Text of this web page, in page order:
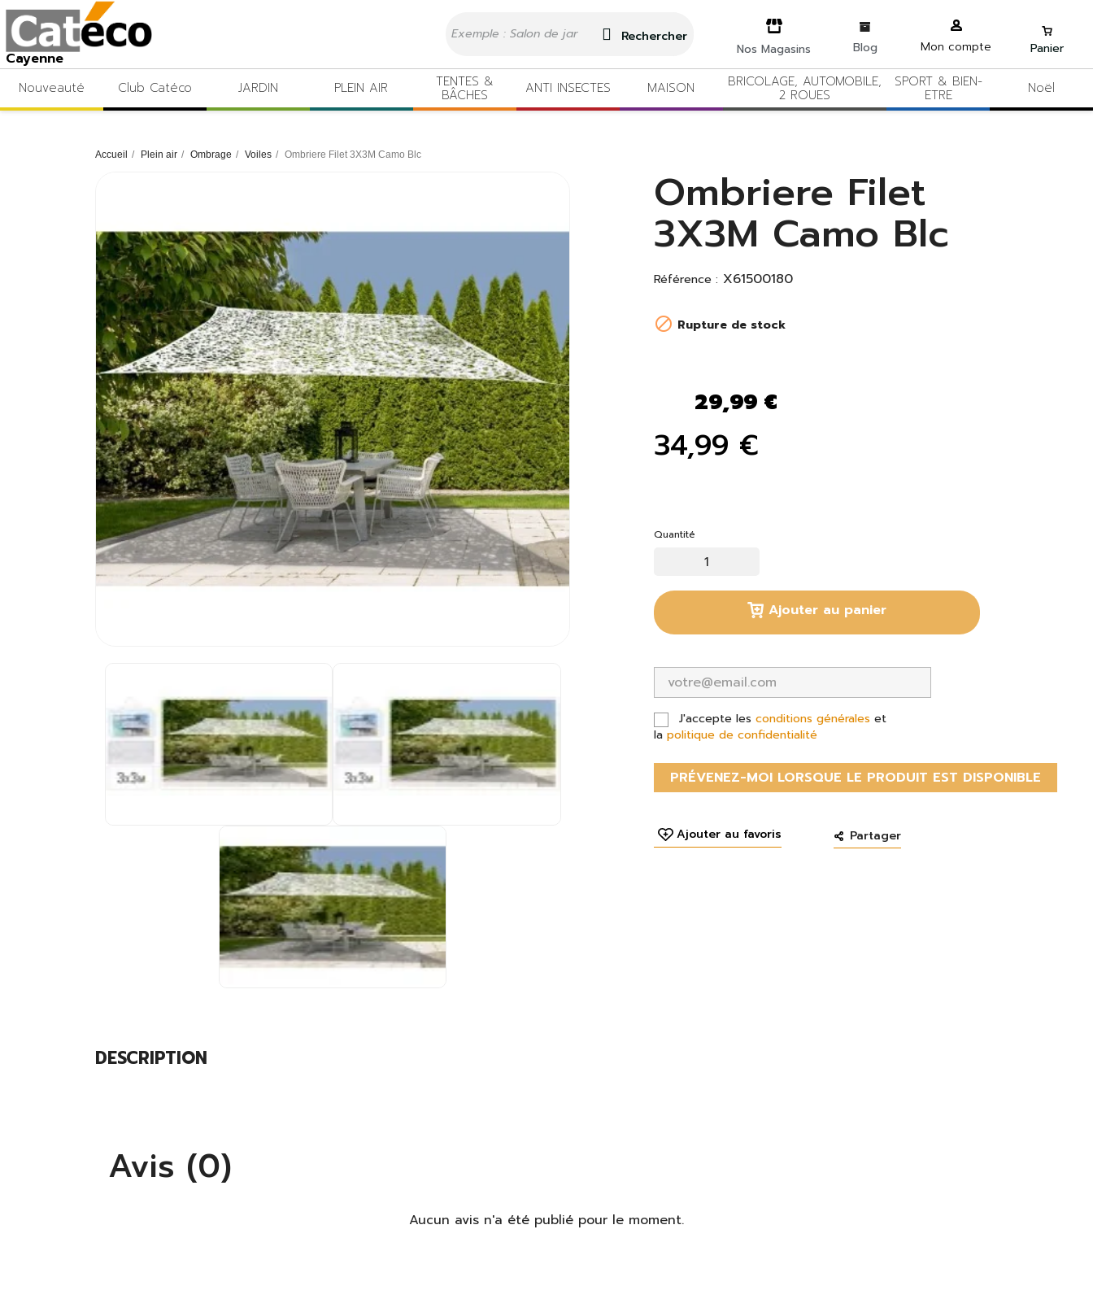
Cayenne
Rechercher
Nos Magasins Blog Mon compte Panier
Nouveauté Club Catéco JARDIN PLEIN AIR TENTES &
BÂCHES ANTI INSECTES MAISON BRICOLAGE, AUTOMOBILE,
2 ROUES
SPORT & BIEN-
ETRE Noël
Accueil Plein air Ombrage Voiles Ombriere Filet 3X3M Camo Blc
DESCRIPTION
Ombriere Filet
3X3M Camo Blc
Référence : X61500180
 Rupture de stock
29,99 €
34,99 €
Quantité
Ajouter au panier
J'accepte lesconditions générales et
lapolitique de confidentialité
PRÉVENEZ-MOI LORSQUE LE PRODUIT EST DISPONIBLE
Ajouter au favoris Partager
Avis (0)
Aucun avis n'a été publié pour le moment.